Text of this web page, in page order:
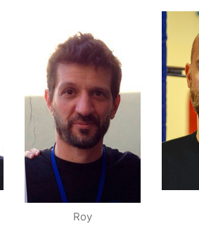
Champion IDF
Assaut
Champion de
Paris Assaut
Roy